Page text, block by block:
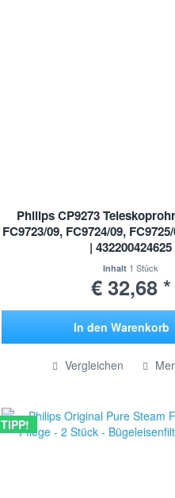
Philips CP9273
FC9723/09, FC9724/09,
| 432200424625
Inhalt 1 Stück
€ 32,68 *
In den Warenkorb
Hinzugefügt
Vergleichen
TIPP!